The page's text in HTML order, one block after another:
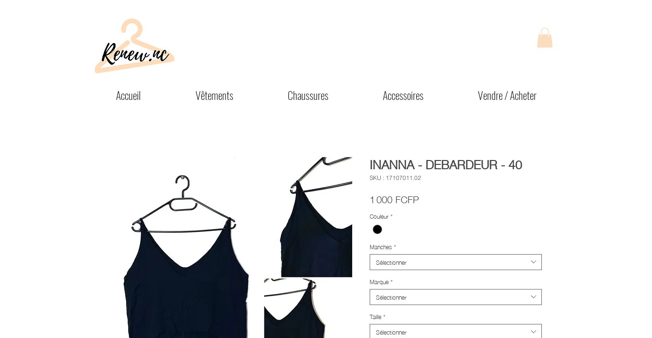
Accueil Vêtements Chaussures Accessoires Vendre / Acheter
INANNA - DEBARDEUR - 40
SKU : 17107011.02
1 000 FCFP
Couleur*
Manches*
Sélectionner
Marque*
Sélectionner
Taille*
Sélectionner